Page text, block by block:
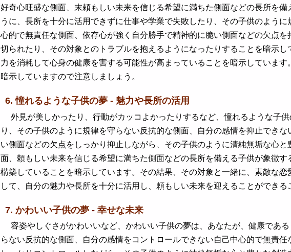
好奇心旺盛な側面、末頼もしい未来を信じる希望に満ちた側面などの長所を
うに、長所を十分に活用できずに仕事や学業で失敗したり、その子供のよう
心的で無責任な側面、依存心が強く自分勝手で精神的に脆い側面などの欠点
切られたり、その対象とのトラブルを抱えるようになったりすることを暗示
力を消耗して心身の健康を害する可能性が高まっていることを暗示していま
暗示していますので注意しましょう。
6. 憧れるような子供の夢 - 魅力や長所の活用
外見が美しかったり、行動がカッコよかったりするなど、憧れるような子
り、その子供のように規律を守らない反抗的な側面、自分の感情を抑止でき
い側面などの欠点をしっかり抑止しながら、その子供のように清純無垢な心
面、頼もしい未来を信じる希望に満ちた側面などの長所を備える子供が象徴
構築していることを暗示しています。その結果、その対象と一緒に、素敵な
して、自分の魅力や長所を十分に活用し、頼もしい未来を迎えることができる
7. かわいい子供の夢 - 幸せな未来
容姿やしぐさがかわいいなど、かわいい子供の夢は、あなたが、健康であ
らない反抗的な側面、自分の感情をコントロールできない自己中心的で無責